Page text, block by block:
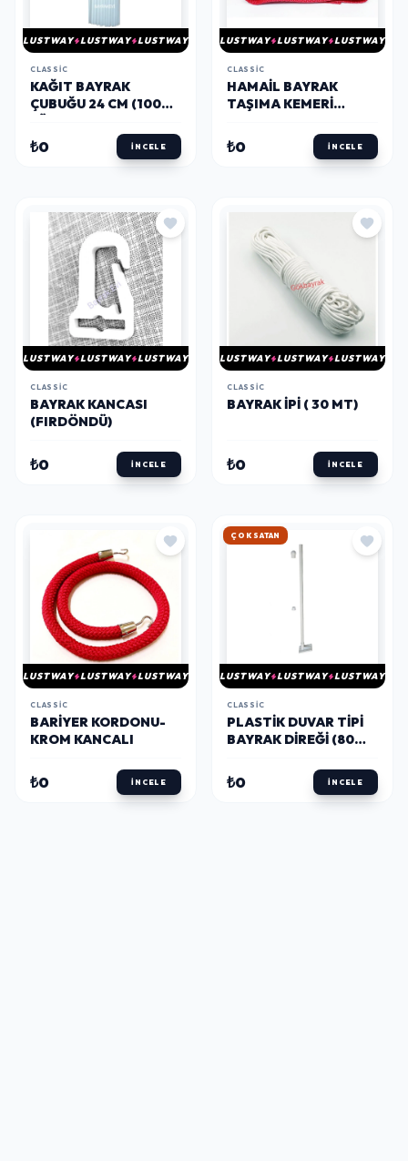
LUSTWAY LUSTWAY LUSTWAY
CLASSIC
KAĞIT BAYRAK
ÇUBUĞU 24 CM (100
₺0 İNCELE
LUSTWAY LUSTWAY LUSTWAY
CLASSIC
HAMAIL BAYRAK
TAŞIMA KEMERI
₺0 İNCELE
LUSTWAY LUSTWAY LUSTWAY
CLASSIC
BAYRAK KANCASI
(FIRDÖNDÜ)
₺0 İNCELE
LUSTWAY LUSTWAY LUSTWAY
CLASSIC
BAYRAK İPI ( 30 MT)
₺0 İNCELE
LUSTWAY LUSTWAY LUSTWAY
CLASSIC
BARIYER KORDONU-
KROM KANCALI
₺0 İNCELE
HIZLI KARGO
LUSTWAY LUSTWAY LUSTWAY
CLASSIC
PLASTIK DUVAR TIPI
BAYRAK DIREĞI (80
₺0 İNCELE